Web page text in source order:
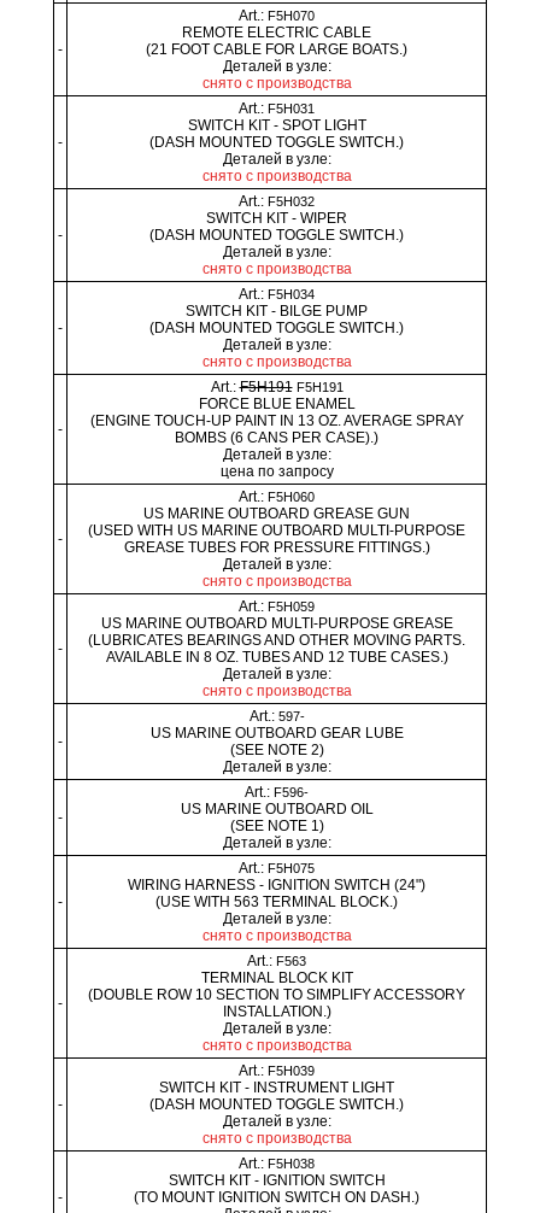
-
Art.: F5H070
REMOTE ELECTRIC CABLE
(21 FOOT CABLE FOR LARGE BOATS.)
Деталей в узле:
снято с производства
-
Art.: F5H031
SWITCH KIT - SPOT LIGHT
(DASH MOUNTED TOGGLE SWITCH.)
Деталей в узле:
снято с производства
-
Art.: F5H032
SWITCH KIT - WIPER
(DASH MOUNTED TOGGLE SWITCH.)
Деталей в узле:
снято с производства
-
Art.: F5H034
SWITCH KIT - BILGE PUMP
(DASH MOUNTED TOGGLE SWITCH.)
Деталей в узле:
снято с производства
-
Art.:F5H191 F5H191
FORCE BLUE ENAMEL
(ENGINE TOUCH-UP PAINT IN 13 OZ. AVERAGE SPRAY
BOMBS (6 CANS PER CASE).)
Деталей в узле:
цена по запросу
-
Art.: F5H060
US MARINE OUTBOARD GREASE GUN
(USED WITH US MARINE OUTBOARD MULTI-PURPOSE
GREASE TUBES FOR PRESSURE FITTINGS.)
Деталей в узле:
снято с производства
-
Art.: F5H059
US MARINE OUTBOARD MULTI-PURPOSE GREASE
(LUBRICATES BEARINGS AND OTHER MOVING PARTS.
AVAILABLE IN 8 OZ. TUBES AND 12 TUBE CASES.)
Деталей в узле:
снято с производства
-
Art.: 597-
US MARINE OUTBOARD GEAR LUBE
(SEE NOTE 2)
Деталей в узле:
-
Art.: F596-
US MARINE OUTBOARD OIL
(SEE NOTE 1)
Деталей в узле:
-
Art.: F5H075
WIRING HARNESS - IGNITION SWITCH (24")
(USE WITH 563 TERMINAL BLOCK.)
Деталей в узле:
снято с производства
-
Art.: F563
TERMINAL BLOCK KIT
(DOUBLE ROW 10 SECTION TO SIMPLIFY ACCESSORY
INSTALLATION.)
Деталей в узле:
снято с производства
-
Art.: F5H039
SWITCH KIT - INSTRUMENT LIGHT
(DASH MOUNTED TOGGLE SWITCH.)
Деталей в узле:
снято с производства
-
Art.: F5H038
SWITCH KIT - IGNITION SWITCH
(TO MOUNT IGNITION SWITCH ON DASH.)